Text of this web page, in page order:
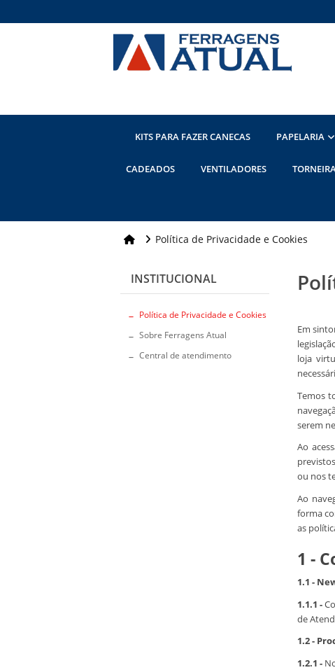
KITS PARA FAZER CANECAS PAPELARIA
CADEADOS VENTILADORES
Política de Privacidade e Cookies
INSTITUCIONAL
Política de Privacidade e Cookies
Sobre Ferragens Atual
Central de atendimento
Em
loja
Temos
serem
Ao
ou nos
Ao
forma
as
1 -
1.1 -
1.1.1 -
de
1.2 -
1.2.1 -